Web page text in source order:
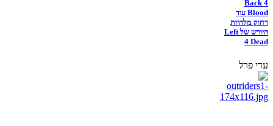
Back 4
Blood עוד
רחוק מלהיות
היורש של Left
4 Dead
עדי פרל